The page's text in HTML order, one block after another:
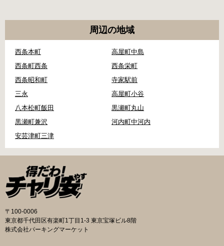
周辺の地域
西条本町
高屋町中島
西条町西条
西条栄町
西条昭和町
寺家駅前
三永
高屋町小谷
八本松町飯田
黒瀬町丸山
黒瀬町兼沢
河内町中河内
安芸津町三津
〒100-0006
東京都千代田区有楽町1丁目1-3 東京宝塚ビル8階
株式会社パーキングマーケット